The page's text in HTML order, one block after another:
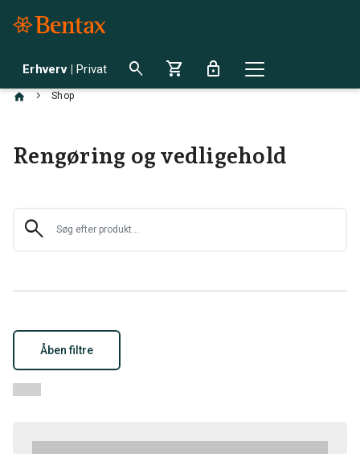
Erhverv | Privat search shopping_cart lock
chevron_right Shop
Rengøring og vedligehold
search
Åben filtre